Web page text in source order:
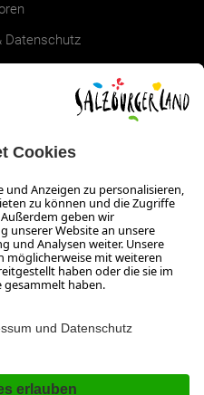
Datenschutz
SalzburgerLand
SalzburgerLand